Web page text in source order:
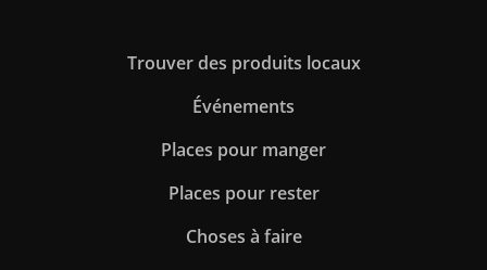
Trouver des produits locaux
Événements
Places pour manger
Places pour rester
Choses à faire